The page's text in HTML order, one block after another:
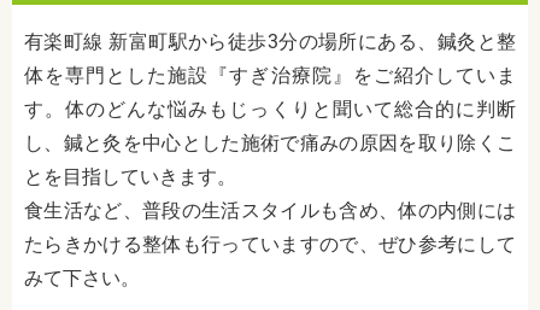
有楽町線 新富町駅から徒歩3分の場所にある、鍼灸と整
体を専門とした施設『すぎ治療院』をご紹介していま
す。体のどんな悩みもじっくりと聞いて総合的に判断
し、鍼と灸を中心とした施術で痛みの原因を取り除くこ
とを目指していきます。
食生活など、普段の生活スタイルも含め、体の内側には
たらきかける整体も行っていますので、ぜひ参考にして
みて下さい。